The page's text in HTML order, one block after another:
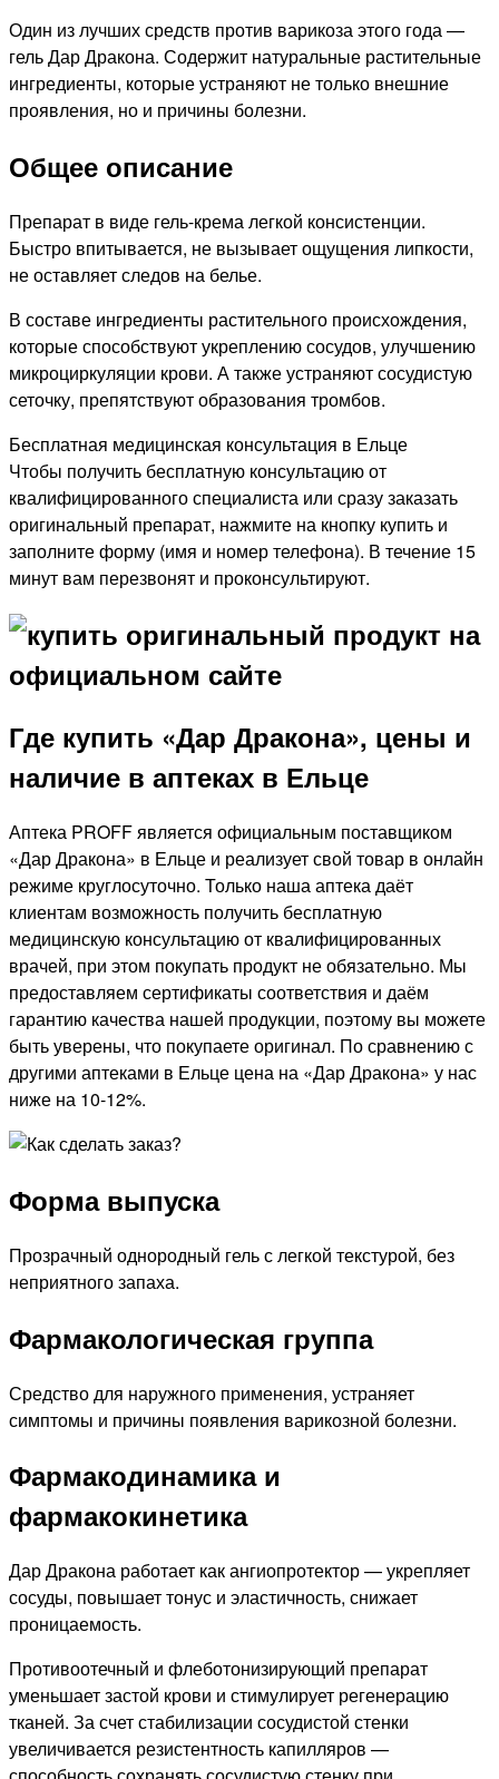
Один из лучших средств против варикоза этого года —
гель Дар Дракона. Содержит натуральные растительные
ингредиенты, которые устраняют не только внешние
проявления, но и причины болезни.
Общее описание
Препарат в виде гель-крема легкой консистенции.
Быстро впитывается, не вызывает ощущения липкости,
не оставляет следов на белье.
В составе ингредиенты растительного происхождения,
которые способствуют укреплению сосудов, улучшению
микроциркуляции крови. А также устраняют сосудистую
сеточку, препятствуют образования тромбов.
Бесплатная медицинская консультация в Ельце
Чтобы получить бесплатную консультацию от
квалифицированного специалиста или сразу заказать
оригинальный препарат, нажмите на кнопку купить и
заполните форму (имя и номер телефона). В течение 15
минут вам перезвонят и проконсультируют.
Где купить «Дар Дракона», цены и
наличие в аптеках в Ельце
Аптека PROFF является официальным поставщиком
«Дар Дракона» в Ельце и реализует свой товар в онлайн
режиме круглосуточно. Только наша аптека даёт
клиентам возможность получить бесплатную
медицинскую консультацию от квалифицированных
врачей, при этом покупать продукт не обязательно. Мы
предоставляем сертификаты соответствия и даём
гарантию качества нашей продукции, поэтому вы можете
быть уверены, что покупаете оригинал. По сравнению с
другими аптеками в Ельце цена на «Дар Дракона» у нас
ниже на 10-12%.
Форма выпуска
Прозрачный однородный гель с легкой текстурой, без
неприятного запаха.
Фармакологическая группа
Средство для наружного применения, устраняет
симптомы и причины появления варикозной болезни.
Фармакодинамика и
фармакокинетика
Дар Дракона работает как ангиопротектор — укрепляет
сосуды, повышает тонус и эластичность, снижает
проницаемость.
Противоотечный и флеботонизирующий препарат
уменьшает застой крови и стимулирует регенерацию
тканей. За счет стабилизации сосудистой стенки
увеличивается резистентность капилляров —